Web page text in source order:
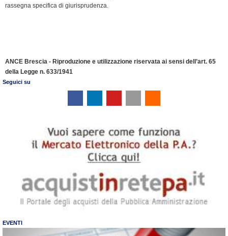
rassegna specifica di giurisprudenza.
ANCE Brescia - Riproduzione e utilizzazione riservata ai sensi dell’art. 65
della Legge n. 633/1941
Seguici su
EVENTI